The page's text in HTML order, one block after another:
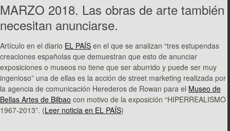
MARZO 2018. Las obras de arte también
necesitan anunciarse.
Artículo en el diario EL PAÍS en el que se analizan “tres estupendas
creaciones españolas que demuestran que esto de anunciar
exposiciones o museos no tiene que ser aburrido y puede ser muy
ingenioso” una de ellas es la acción de street marketing realizada por
la agencia de comunicación Herederos de Rowan para el Museo de
Bellas Artes de Bilbao con motivo de la exposición “HIPERREALISMO
1967-2013”. (Leer noticia en EL PAÍS)